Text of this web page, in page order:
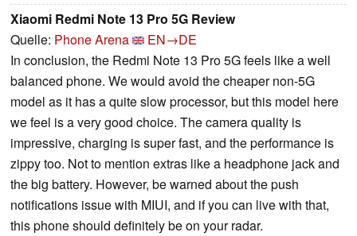
Xiaomi Redmi Note 13 Pro 5G Review
Quelle: Phone Arena
EN→DE
In conclusion, the Redmi Note 13 Pro 5G feels like a well
balanced phone. We would avoid the cheaper non-5G
model as it has a quite slow processor, but this model here
we feel is a very good choice. The camera quality is
impressive, charging is super fast, and the performance is
zippy too. Not to mention extras like a headphone jack and
the big battery. However, be warned about the push
notifications issue with MIUI, and if you can live with that,
this phone should definitely be on your radar.